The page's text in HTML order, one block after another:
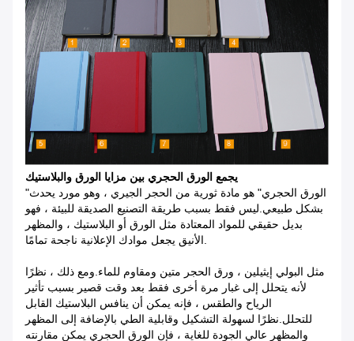
يجمع الورق الحجري بين مزايا الورق والبلاستيك
"الورق الحجري" هو مادة ثورية من الحجر الجيري ، وهو مورد يحدث
بشكل طبيعي.ليس فقط بسبب طريقة التصنيع الصديقة للبيئة ، فهو
بديل حقيقي للمواد المعتادة مثل الورق أو البلاستيك ، والمظهر
الأنيق يجعل موادك الإعلانية ناجحة تمامًا.
مثل البولي إيثيلين ، ورق الحجر متين ومقاوم للماء.ومع ذلك ، نظرًا
لأنه يتحلل إلى غبار مرة أخرى فقط بعد وقت قصير بسبب تأثير
الرياح والطقس ، فإنه يمكن أن ينافس البلاستيك القابل
للتحلل.نظرًا لسهولة التشكيل وقابلية الطي بالإضافة إلى المظهر
والمظهر عالي الجودة للغاية ، فإن الورق الحجري يمكن مقارنته